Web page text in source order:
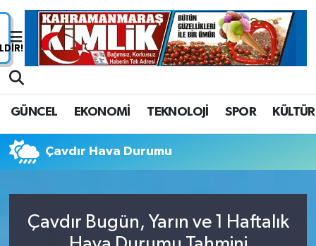
GÜNCEL EKONOMİ TEKNOLOJİ SPOR KÜLTÜR
Çavdır Hava Durumu
Çavdır Bugün, Yarın ve 1 Haftalık
Nöbetçi Eczaneler
Trafik Durumu
Süper Lig Puan Durumu ve Fikstür
Tüm Manşetler